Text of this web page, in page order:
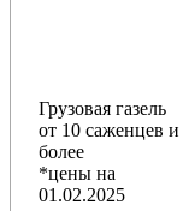
Грузовая газель
от 10 саженцев и
более
*цены на
01.02.2025